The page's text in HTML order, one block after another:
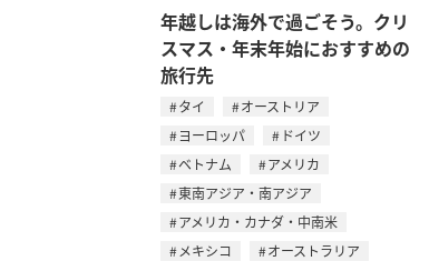
年越しは海外で過ごそう。クリ
スマス・年末年始におすすめの
旅行先
タイ
オーストリア
ヨーロッパ
ドイツ
ベトナム
アメリカ
東南アジア・南アジア
アメリカ・カナダ・中南米
メキシコ
オーストラリア